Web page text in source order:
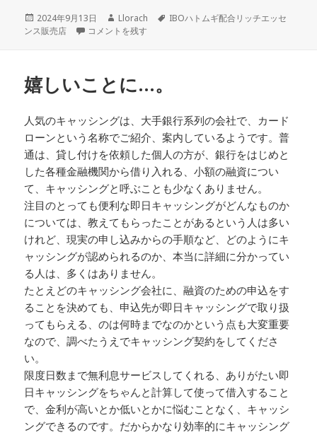
投
稿
2024年9月13日
作
成
Llorach
タ
IBOハトムギ配合リッチエッセ
ンス販売店
銀行系の消費者金融会社は…。 に
コメントを残す
嬉しいことに…。
人気のキャッシングは、大手銀行系列の会社で、カード
ローンという名称でご紹介、案内しているようです。普
通は、貸し付けを依頼した個人の方が、銀行をはじめと
した各種金融機関から借り入れる、小額の融資につい
て、キャッシングと呼ぶことも少なくありません。
注目のとっても便利な即日キャッシングがどんなものか
については、教えてもらったことがあるという人は多い
けれど、現実の申し込みからの手順など、どのようにキ
ャッシングが認められるのか、本当に詳細に分かってい
る人は、多くはありません。
たとえどのキャッシング会社に、融資のための申込をす
ることを決めても、申込先が即日キャッシングで取り扱
ってもらえる、のは何時までなのかという点も大変重要
なので、調べたうえでキャッシング契約をしてくださ
い。
限度日数まで無利息サービスしてくれる、ありがたい即
日キャッシングをちゃんと計算して使って借入すること
で、金利が高いとか低いとかに悩むことなく、キャッシ
ングできるのです。だからかなり効率的にキャッシング